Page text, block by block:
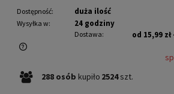
Dostępność: duża ilość
Wysyłka w: 24 godziny
Dostawa: od 15,99 zł
Cena nie zawiera ewentualnych
288 osób kupiło 2524 szt.